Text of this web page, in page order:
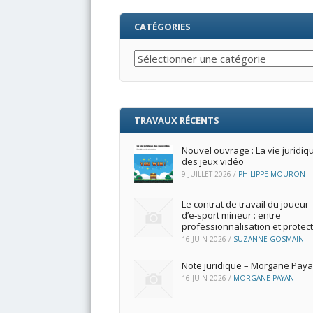
CATÉGORIES
Catégories
TRAVAUX RÉCENTS
Nouvel ouvrage : La vie
des jeux vidéo
9 JUILLET 2026 / PHILIPPE MOURON
Le contrat de travail du joueur
d’e‑sport mineur : entre
professionnalisation et
16 JUIN 2026 / SUZANNE GOSMAIN
Note juridique – Morgane
16 JUIN 2026 / MORGANE PAYAN